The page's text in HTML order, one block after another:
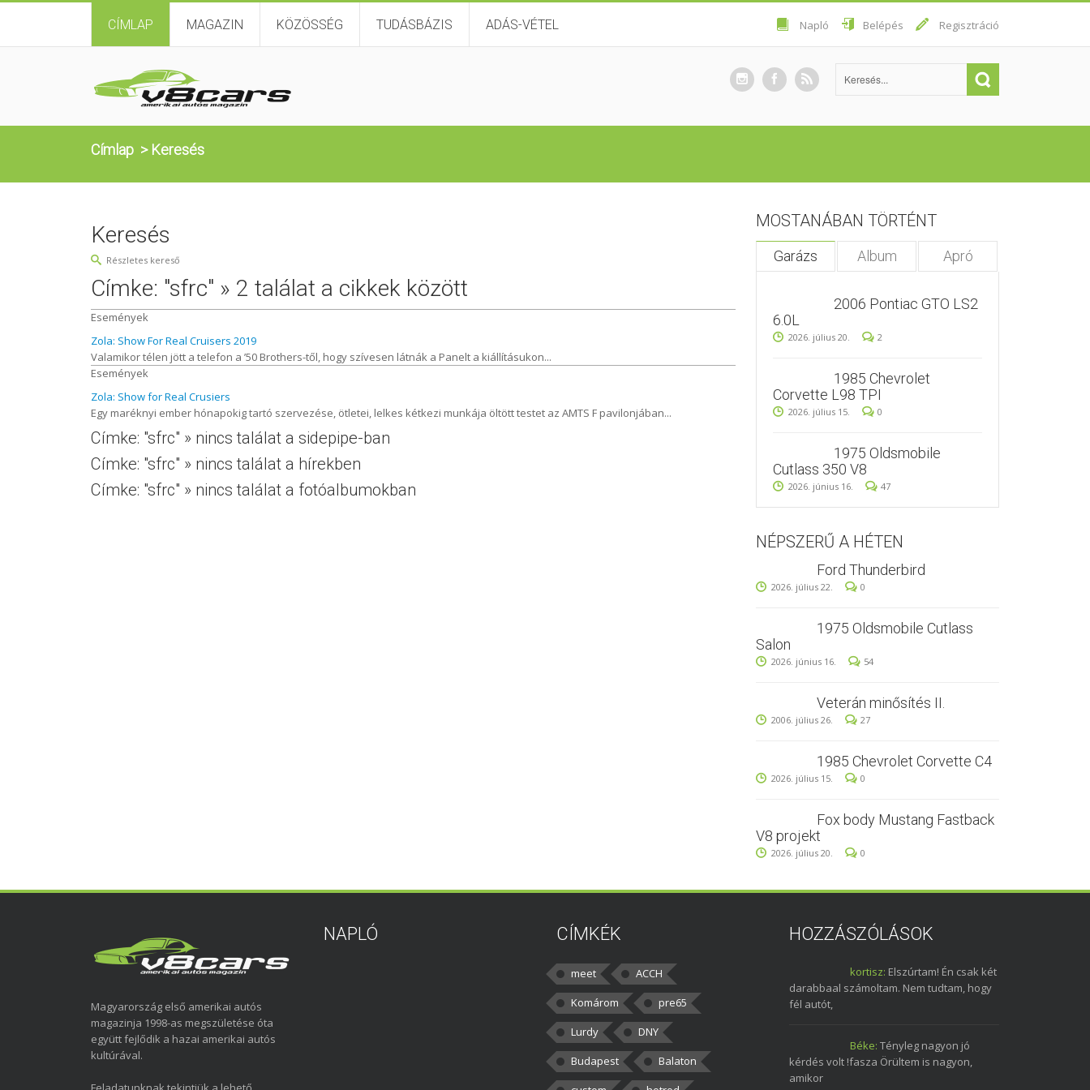
CÍMLAP MAGAZIN KÖZÖSSÉG TUDÁSBÁZIS ADÁS-VÉTEL Napló Belépés Regisztráció
Címlap > Keresés
Keresés
Részletes kereső
Címke: "sfrc" » 2 találat a cikkek között
Események
Zola: Show For Real Cruisers 2019
Valamikor télen jött a telefon a ’50 Brothers-től, hogy szívesen látnák a Panelt a kiállításukon...
Események
Zola: Show for Real Crusiers
Egy maréknyi ember hónapokig tartó szervezése, ötletei, lelkes kétkezi munkája öltött testet az AMTS F pavilonjában...
Címke: "sfrc" » nincs találat a sidepipe-ban
Címke: "sfrc" » nincs találat a hírekben
Címke: "sfrc" » nincs találat a fotóalbumokban
MOSTANÁBAN TÖRTÉNT
Garázs Album Apró
2006 Pontiac GTO LS2
6.0L
2026. július 20. 2
1985 Chevrolet
Corvette L98 TPI
2026. július 15. 0
1975 Oldsmobile
Cutlass 350 V8
2026. június 16. 47
NÉPSZERŰ A HÉTEN
Ford Thunderbird
2026. július 22. 0
1975 Oldsmobile Cutlass
Salon
2026. június 16. 54
Veterán minősítés II.
2006. július 26. 27
1985 Chevrolet Corvette C4
2026. július 15. 0
Fox body Mustang Fastback
V8 projekt
2026. július 20. 0
Magyarország első amerikai autós
magazinja 1998-as megszületése óta
együtt fejlődik a hazai amerikai autós
kultúrával.
NAPLÓ CÍMKÉK
meet
ACCH
Komárom
pre65
Lurdy
DNY
Budapest
Balaton
HOZZÁSZÓLÁSOK
kortisz: Elszúrtam! Én csak két
darabbaal számoltam. Nem tudtam, hogy
fél autót,
Béke: Tényleg nagyon jó
kérdés volt !fasza Örültem is nagyon,
amikor